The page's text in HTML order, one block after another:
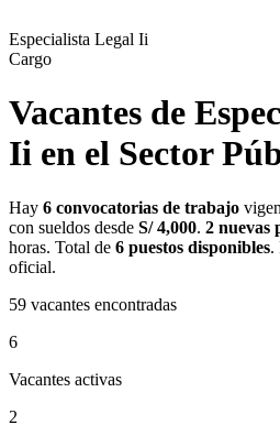
Especialista Legal Ii
Cargo
Vacantes de
Ii en el Sector
Hay 6 convocatorias de trabajo
con sueldos desde S/ 4,000. 2 nuevas
horas. Total de 6 puestos disponibles.
oficial.
59 vacantes encontradas
6
Vacantes activas
2